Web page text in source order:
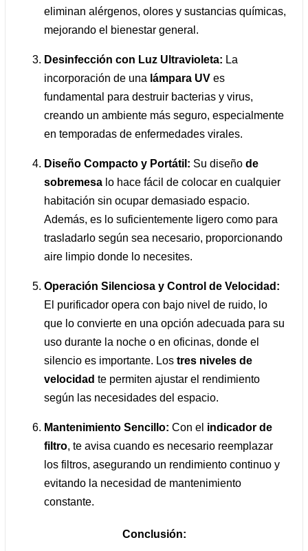
eliminan alérgenos, olores y sustancias químicas,
mejorando el bienestar general.
Desinfección con Luz Ultravioleta: La
incorporación de una lámpara UV es
fundamental para destruir bacterias y virus,
creando un ambiente más seguro, especialmente
en temporadas de enfermedades virales.
Diseño Compacto y Portátil: Su diseño de
sobremesa lo hace fácil de colocar en cualquier
habitación sin ocupar demasiado espacio.
Además, es lo suficientemente ligero como para
trasladarlo según sea necesario, proporcionando
aire limpio donde lo necesites.
Operación Silenciosa y Control de Velocidad:
El purificador opera con bajo nivel de ruido, lo
que lo convierte en una opción adecuada para su
uso durante la noche o en oficinas, donde el
silencio es importante. Los tres niveles de
velocidad te permiten ajustar el rendimiento
según las necesidades del espacio.
Mantenimiento Sencillo: Con el indicador de
filtro, te avisa cuando es necesario reemplazar
los filtros, asegurando un rendimiento continuo y
evitando la necesidad de mantenimiento
constante.
Conclusión: